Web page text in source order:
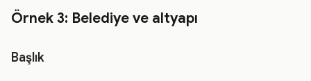
Örnek 3: Belediye ve altyapı
Başlık